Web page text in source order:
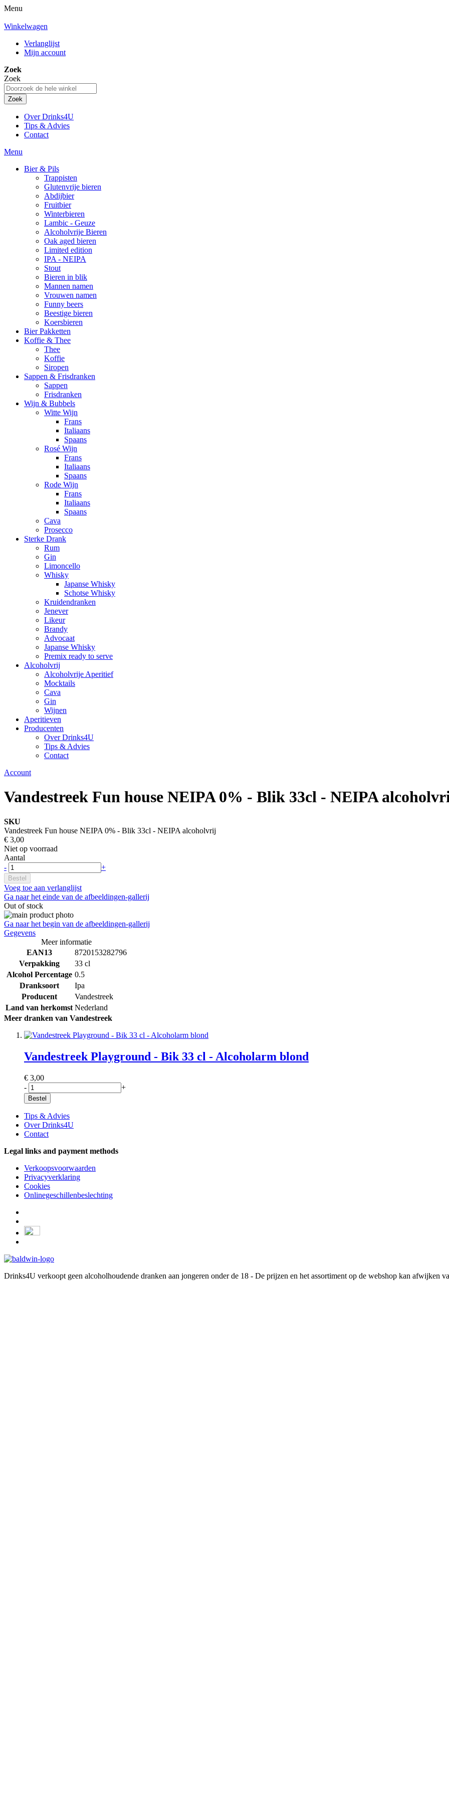
Menu
Winkelwagen
Verlanglijst
Mijn account
Zoek
Zoek
Zoek
Over Drinks4U
Tips & Advies
Contact
Menu
Bier & Pils
Trappisten
Glutenvrije bieren
Abdijbier
Fruitbier
Winterbieren
Lambic - Geuze
Alcoholvrije Bieren
Oak aged bieren
Limited edition
IPA - NEIPA
Stout
Bieren in blik
Mannen namen
Vrouwen namen
Funny beers
Beestige bieren
Koersbieren
Bier Pakketten
Koffie & Thee
Thee
Koffie
Siropen
Sappen & Frisdranken
Sappen
Frisdranken
Wijn & Bubbels
Witte Wijn
Frans
Italiaans
Spaans
Rosé Wijn
Frans
Italiaans
Spaans
Rode Wijn
Frans
Italiaans
Spaans
Cava
Prosecco
Sterke Drank
Rum
Gin
Limoncello
Whisky
Japanse Whisky
Schotse Whisky
Kruidendranken
Jenever
Likeur
Brandy
Advocaat
Japanse Whisky
Premix ready to serve
Alcoholvrij
Alcoholvrije Aperitief
Mocktails
Cava
Gin
Wijnen
Aperitieven
Producenten
Over Drinks4U
Tips & Advies
Contact
Account
Vandestreek Fun house NEIPA 0% - Blik 33cl - NEIPA
SKU
Vandestreek Fun house NEIPA 0% - Blik 33cl - NEIPA alcoholvrij
€ 3,00
Niet op voorraad
Aantal
-
+
Bestel
Voeg toe aan verlanglijst
Ga naar het einde van de afbeeldingen-gallerij
Out of stock
Ga naar het begin van de afbeeldingen-gallerij
Gegevens
Meer informatie
EAN13
8720153282796
Verpakking
33 cl
Alcohol Percentage 0.5
Dranksoort
Ipa
Producent
Vandestreek
Land van herkomst Nederland
Meer dranken van Vandestreek
Vandestreek Playground - Bik 33 cl - Alcoholarm blond
€ 3,00
-
+
Bestel
Tips & Advies
Over Drinks4U
Contact
Legal links and payment methods
Verkoopsvoorwaarden
Privacyverklaring
Cookies
Onlinegeschillenbeslechting
Drinks4U verkoopt geen alcoholhoudende dranken aan jongeren onder de 18 - De prijzen en het assortiment op de webshop kan afwijken